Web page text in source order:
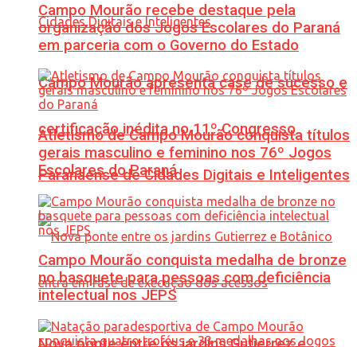
Campo Mourão apresenta case de sucesso e
certificação inédita no 11º Congresso
Paranaense de Cidades Digitais e Inteligentes
Nova ponte entre os jardins Gutierrez e
Campo Mourão recebe destaque pela
organização dos Jogos Escolares do Paraná
em parceria com o Governo do Estado
Atletismo de Campo Mourão conquista títulos
gerais masculino e feminino nos 76º Jogos
Escolares do Paraná
Campo Mourão conquista medalha de bronze
no basquete para pessoas com deficiência
intelectual nos JEPS